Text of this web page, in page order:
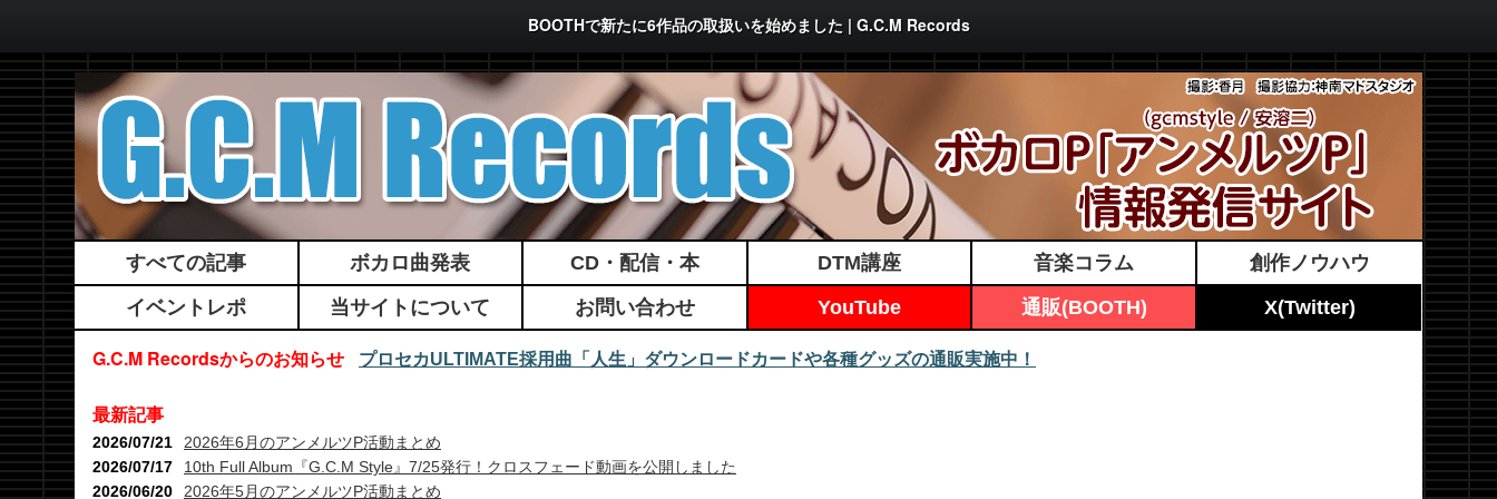
BOOTHで新たに6作品の取扱いを始めました | G.C.M Records
すべての記事 ボカロ曲発表 CD・配信・本 DTM講座 音楽コラム
創作ノウハウ
イベントレポ
当サイトについて お問い合わせ YouTube 通販(BOOTH) X(Twitter)
G.C.M Recordsからのお知らせ プロセカULTIMATE採用曲「人生」ダウンロードカードや各種グッズの通販実施中！
最新記事
2026年6月のアンメルツP活動まとめ
2026/07/21
10th Full Album『G.C.M Style』7/25発行！クロスフェード動画を公開しました
2026/07/17
2026年5月のアンメルツP活動まとめ
2026/06/20